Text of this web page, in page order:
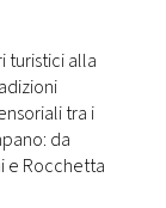
turistici alla
tra i
da
e Rocchetta